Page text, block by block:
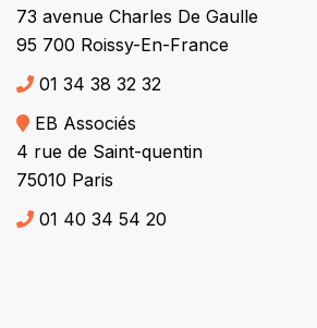
73 avenue Charles De Gaulle
95 700 Roissy-En-France
01 34 38 32 32
EB Associés
4 rue de Saint-quentin
75010 Paris
01 40 34 54 20